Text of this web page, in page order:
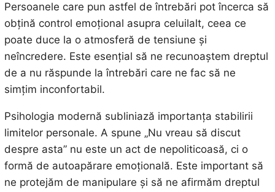
Persoanele care pun astfel de întrebări pot încerca să
obțină control emoțional asupra celuilalt, ceea ce
poate duce la o atmosferă de tensiune și
neîncredere. Este esențial să ne recunoaștem dreptul
de a nu răspunde la întrebări care ne fac să ne
simțim inconfortabil.
Psihologia modernă subliniază importanța stabilirii
limitelor personale. A spune „Nu vreau să discut
despre asta” nu este un act de nepoliticoasă, ci o
formă de autoapărare emoțională. Este important să
ne protejăm de manipulare și să ne afirmăm dreptul